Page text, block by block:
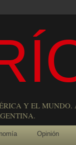
Y EL
Opinión